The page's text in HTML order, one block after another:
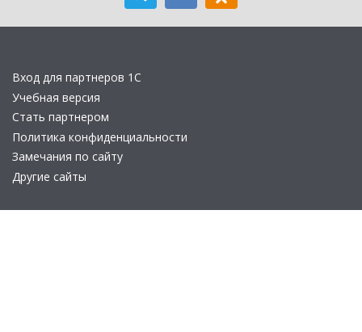
Вход для партнеров 1С
Учебная версия
Стать партнером
Политика конфиденциальности
Замечания по сайту
Другие сайты